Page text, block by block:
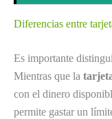
Diferencias entre
Es importante
Mientras que la
con el dinero
permite gastar un